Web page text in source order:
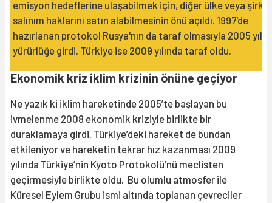
emisyon hedeflerine ulaşabilmek için, diğer ülke veya
salınım haklarını satın alabilmesinin önü açıldı. 1997'de
hazırlanan protokol Rusya'nın da taraf olmasıyla 2005
yürürlüğe girdi. Türkiye ise 2009 yılında taraf oldu.
Ekonomik kriz iklim krizinin önüne geçiyor
Ne yazık ki iklim hareketinde 2005’te başlayan bu
ivmelenme 2008 ekonomik kriziyle birlikte bir
duraklamaya girdi. Türkiye’deki hareket de bundan
etkileniyor ve hareketin tekrar hız kazanması 2009
yılında Türkiye’nin Kyoto Protokolü’nü meclisten
geçirmesiyle birlikte oldu. Bu olumlu atmosfer ile
Küresel Eylem Grubu ismi altında toplanan çevreciler